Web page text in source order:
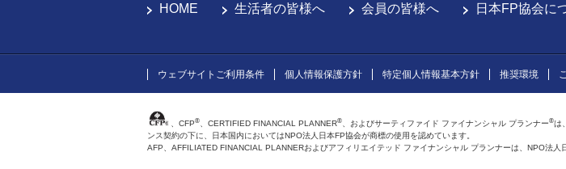
HOME 生活者の皆様へ 会員の皆様へ 日本FP協会に
ウェブサイトご利用条件 個人情報保護方針 特定個人情報基本方針 推奨環境
、CFP® 、CERTIFIED FINANCIAL PLANNER® 、およびサーティファイド ファイナンシャル プランナー®は
ンス契約の下に、日本国内においてはNPO法人日本FP協会が商標の使用を認めています。
AFP、AFFILIATED FINANCIAL PLANNERおよびアフィリエイテッド ファイナンシャル プランナーは、NPO法人